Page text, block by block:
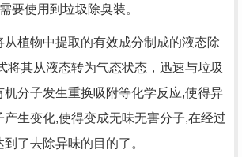
要使用到垃圾除臭装。
从植物中提取的有效成分制成的液态除
将其从液态转为气态状态，迅速与垃圾
机分子发生重换吸附等化学反应,使得异
产生变化,使得变成无味无害分子,在经过
了去除异味的目的了。